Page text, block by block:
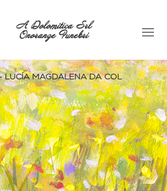
A Dolomitica Srl
Onoranze Funebri
LUCÍA MAGDALENA DA COL